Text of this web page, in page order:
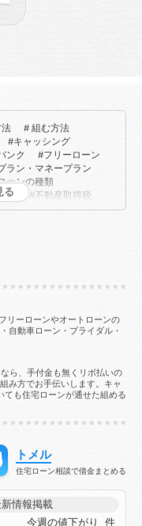
組む方法
キャッシング
ンク
フリーローン
ラン・マネープラン
ーンの種類
法
不動産取得税
護保険
代物弁済
任
使用貸借
通る
も審査に通る
ローンに通る
る
リーローンやオートローンの
自動車ローン・ブライダル・
ら、手付金も無くリボ払いの
み方でお手伝いします。キャ
も住宅ローンが通せた組める
トメル
住宅ローン相談で借金まとめる
情報掲載
今週の値下がり 件